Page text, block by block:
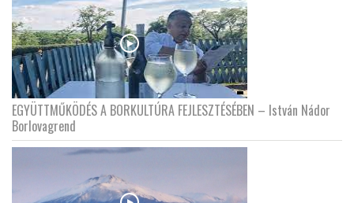
EGYÜTTMŰKÖDÉS A BORKULTÚRA FEJLESZTÉSÉBEN – István Nádor
Borlovagrend